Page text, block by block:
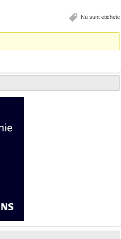
Nu sunt etichete